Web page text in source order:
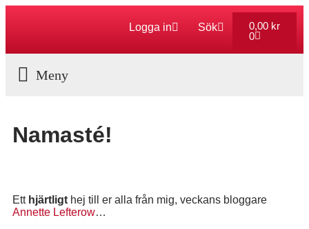
Logga in Sök 0,00 kr
0
Namasté!
Ett hjärtligt hej till er alla från mig, veckans bloggare
Annette Lefterow…